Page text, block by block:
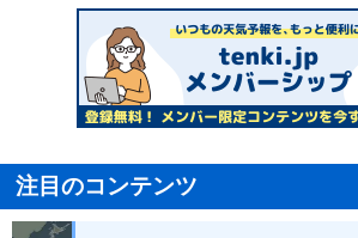
注目のコンテンツ